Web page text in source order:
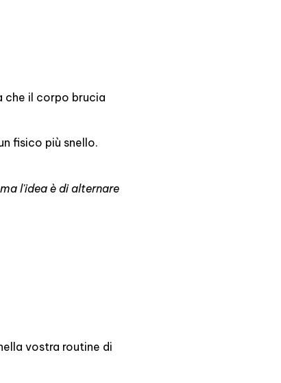
che il corpo brucia
fisico più snello.
l'idea è di alternare
vostra routine di